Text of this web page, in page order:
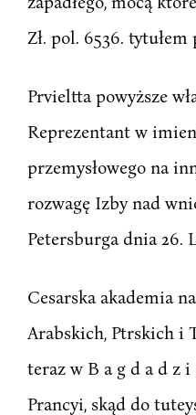
Zł. pol. 6536.
Prvieltta powyższe
Reprezentant w
przemysłowego na
rozwagę Izby nad
Petersburga dnia 26.
Cesarska akademia
Arabskich, Ptrskich i
teraz w B a g d a d z i
Prancyi, skąd do